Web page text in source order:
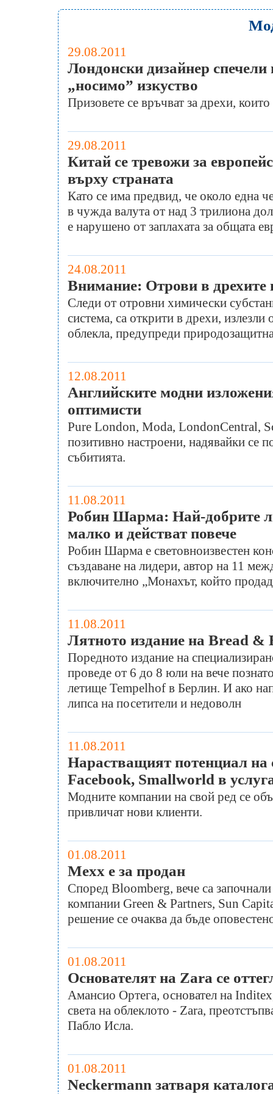
29.08.2011
Лондонски дизайнер
„носимо” изкуство
Призовете се връчват за дрехи,
29.08.2011
Китай се тревожи за
върху страната
Като се има предвид, че около една
в чужда валута от над 3 трилиона
е нарушено от заплахата за общата
24.08.2011
Внимание: Отрови в дрехите
Следи от отровни химически
система, са открити в дрехи,
облекла, предупреди
12.08.2011
Английските модни
оптимисти
Pure London, Moda, LondonCentral,
позитивно настроени, надявайки се
събитията.
11.08.2011
Робин Шарма: Най-добрите
малко и действат повече
Робин Шарма е световноизвестен
създаване на лидери, автор на 11
включително „Монахът, който
11.08.2011
Лятното издание на Bread &
Поредното издание на
проведе от 6 до 8 юли на вече
летище Tempelhof в Берлин. И ако
липса на посетители и недоволн
11.08.2011
Нарастващият потенциал
Facebook, Smallworld в
Модните компании на свой ред се
привличат нови клиенти.
01.08.2011
Mexx е за продан
Според Bloomberg, вече са
компании Green & Partners, Sun
решение се очаква да бъде
01.08.2011
Основателят на Zara се
Амансио Ортега, основател на
света на облеклото - Zara,
Пабло Исла.
01.08.2011
Neckermann затваря